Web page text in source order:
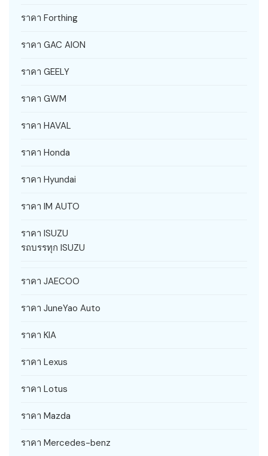
ราคา Forthing
ราคา GAC AION
ราคา GEELY
ราคา GWM
ราคา HAVAL
ราคา Honda
ราคา Hyundai
ราคา IM AUTO
ราคา ISUZU
รถบรรทุก ISUZU
ราคา JAECOO
ราคา JuneYao Auto
ราคา KIA
ราคา Lexus
ราคา Lotus
ราคา Mazda
ราคา Mercedes-benz